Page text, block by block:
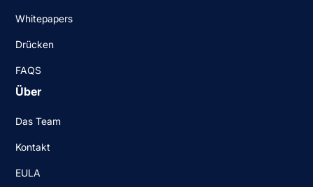
Whitepapers
Drücken
FAQS
Über
Das Team
Kontakt
EULA